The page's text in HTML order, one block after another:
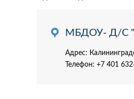
МБДОУ- Д/С
Адрес:
Телефон: +7 401